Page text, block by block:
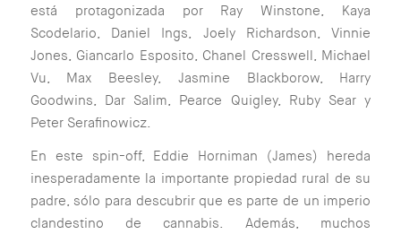
está protagonizada por Ray Winstone, Kaya
Scodelario, Daniel Ings, Joely Richardson, Vinnie
Jones, Giancarlo Esposito, Chanel Cresswell, Michael
Vu, Max Beesley, Jasmine Blackborow, Harry
Goodwins, Dar Salim, Pearce Quigley, Ruby Sear y
Peter Serafinowicz.
En este spin-off, Eddie Horniman (James) hereda
inesperadamente la importante propiedad rural de su
padre, sólo para descubrir que es parte de un imperio
clandestino de cannabis. Además, muchos